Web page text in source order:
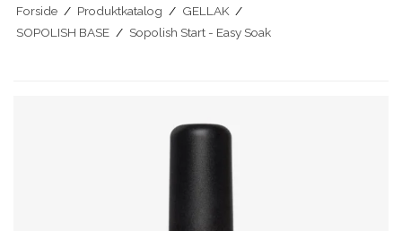
NEGLEPLEJE
NEGLEPLEJE TILBEHØR
Forside / Produktkatalog / GELLAK /
SOPOLISH BASE / Sopolish Start - Easy Soak